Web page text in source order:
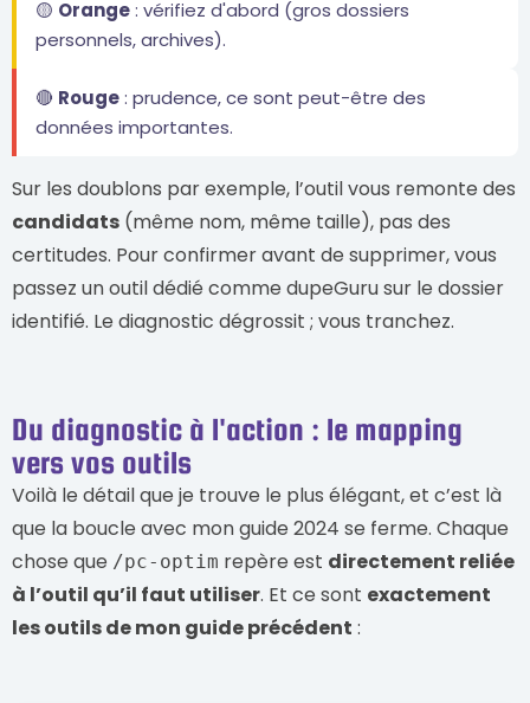
🟡 Orange: vérifiez d'abord (gros dossiers
personnels, archives).
🔴 Rouge: prudence, ce sont peut-être des
données importantes.
Sur les doublons par exemple, l’outil vous remonte des
candidats (même nom, même taille), pas des
certitudes. Pour confirmer avant de supprimer, vous
passez un outil dédié comme dupeGuru sur le dossier
identifié. Le diagnostic dégrossit ; vous tranchez.
Du diagnostic à l'action : le mapping
vers vos outils
Voilà le détail que je trouve le plus élégant, et c’est là
que la boucle avec mon guide 2024 se ferme. Chaque
chose que /pc-optim repère est directement reliée
à l’outil qu’il faut utiliser. Et ce sont exactement
les outils de mon guide précédent :